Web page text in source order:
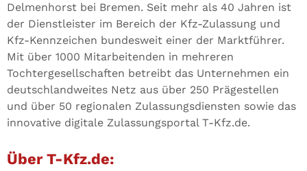
Delmenhorst bei Bremen. Seit mehr als 40 Jahren ist
der Dienstleister im Bereich der Kfz-Zulassung und
Kfz-Kennzeichen bundesweit einer der Marktführer.
Mit über 1000 Mitarbeitenden in mehreren
Tochtergesellschaften betreibt das Unternehmen ein
deutschlandweites Netz aus über 250 Prägestellen
und über 50 regionalen Zulassungsdiensten sowie das
innovative digitale Zulassungsportal T-Kfz.de.
Über T-Kfz.de: